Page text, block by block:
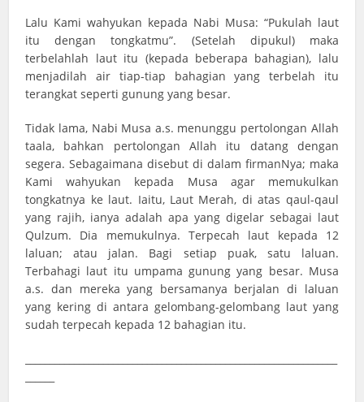
Lalu Kami wahyukan kepada Nabi Musa: “Pukulah laut
itu dengan tongkatmu”. (Setelah dipukul) maka
terbelahlah laut itu (kepada beberapa bahagian), lalu
menjadilah air tiap-tiap bahagian yang terbelah itu
terangkat seperti gunung yang besar.
Tidak lama, Nabi Musa a.s. menunggu pertolongan Allah
taala, bahkan pertolongan Allah itu datang dengan
segera. Sebagaimana disebut di dalam firmanNya; maka
Kami wahyukan kepada Musa agar memukulkan
tongkatnya ke laut. Iaitu, Laut Merah, di atas qaul-qaul
yang rajih, ianya adalah apa yang digelar sebagai laut
Qulzum. Dia memukulnya. Terpecah laut kepada 12
laluan; atau jalan. Bagi setiap puak, satu laluan.
Terbahagi laut itu umpama gunung yang besar. Musa
a.s. dan mereka yang bersamanya berjalan di laluan
yang kering di antara gelombang-gelombang laut yang
sudah terpecah kepada 12 bahagian itu.